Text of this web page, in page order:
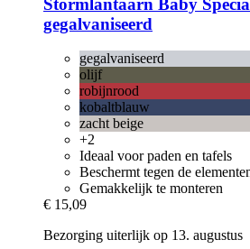
gegalvaniseerd
gegalvaniseerd
olijf
robijnrood
kobaltblauw
zacht beige
+2
Ideaal voor paden en tafels
Beschermt tegen de
Gemakkelijk te monteren
€ 15,09
Bezorging uiterlijk op 13. augustus